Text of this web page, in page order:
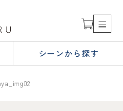
シーンから探す